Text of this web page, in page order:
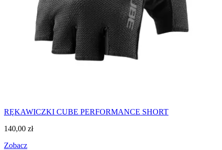
RĘKAWICZKI CUBE PERFORMANCE SHORT
140,00 zł
Zobacz